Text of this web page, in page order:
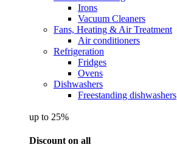
Irons
Vacuum Cleaners
Fans, Heating & Air Treatment
Air conditioners
Refrigeration
Fridges
Ovens
Dishwashers
Freestanding dishwashers
up to 25%
Discount on all